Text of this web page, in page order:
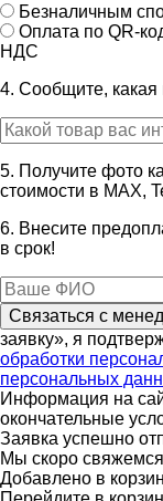
Безналичным
Оплата по QR-
НДС
4. Сообщите, какая
5. Получите фото
стоимости в MAX,
6. Внесите
в срок!
Связаться с
заявку», я
обработки
персональных
Информация на
окончательные
Заявка успешно
Мы скоро
Добавлено в